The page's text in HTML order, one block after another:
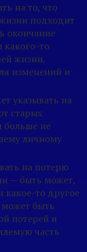
на то, что
подходит
окончание
то
жизни.
изменений и
указывать на
старых
больше не
личному
на потерю
— быть может,
какое-то другое
быть
потерей и
часть